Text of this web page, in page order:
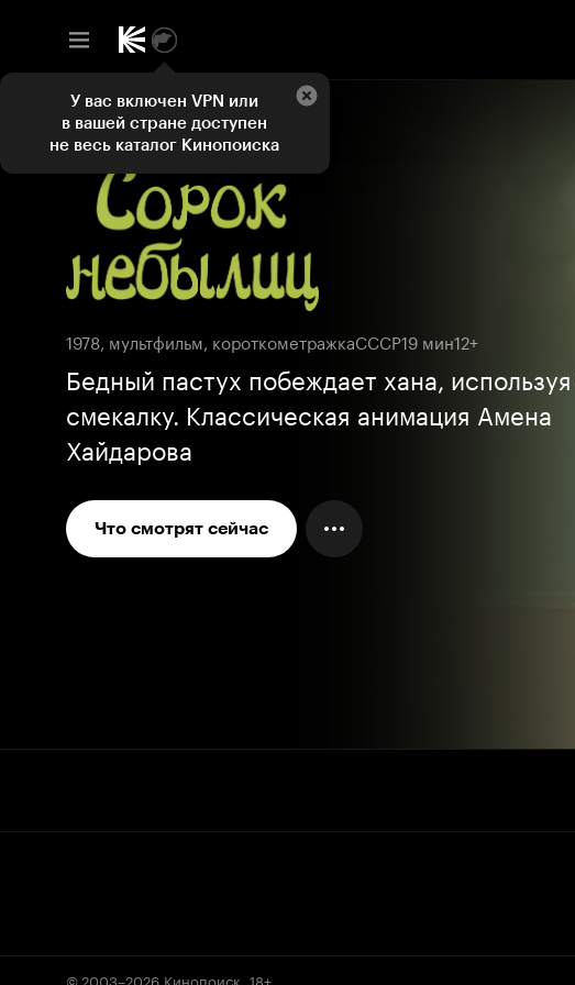
1978, мультфильм, короткометражкаСССР19 мин12+
Бедный пастух побеждает хана,
смекалку. Классическая анимация Амена
Хайдарова
Что смотрят сейчас
© 2003–2026 Кинопоиск 18+
У вас включен VPN или
в вашей стране доступен
не весь каталог Кинопоиска